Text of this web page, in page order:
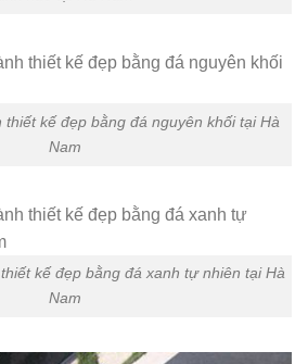
kế đẹp bằng đá nguyên khối tại Hà
Nam
kế đẹp bằng đá xanh tự nhiên tại Hà
Nam